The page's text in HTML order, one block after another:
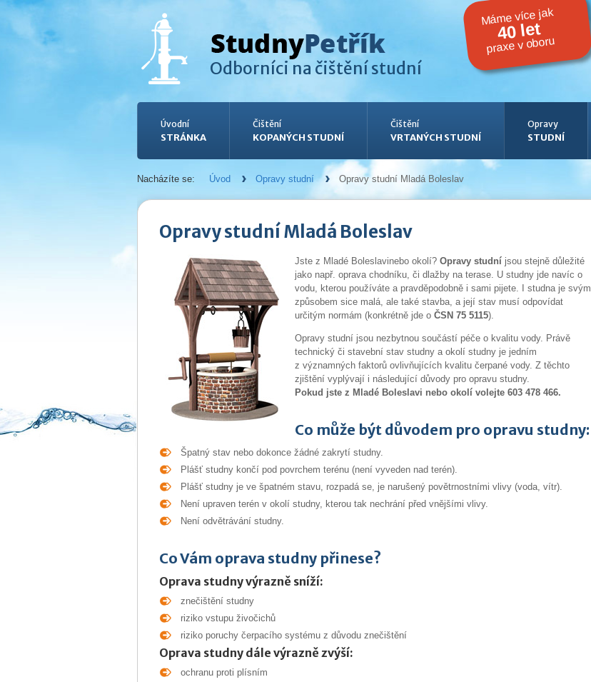
Opravy studní Mladá Boleslav
Jste z Mladé Boleslavinebo okolí? Opravy studní jsou stejně důležité
jako např. oprava chodníku, či dlažby na terase. U studny jde navíc o
vodu, kterou používáte a pravděpodobně i sami pijete. I studna je svým
způsobem sice malá, ale také stavba, a její stav musí odpovídat
určitým normám (konkrétně jde o ČSN 75 5115).
Opravy studní jsou nezbytnou součástí péče o kvalitu vody. Právě
technický či stavební stav studny a okolí studny je jedním
z významných faktorů ovlivňujících kvalitu čerpané vody. Z těchto
zjištění vyplývají i následující důvody pro opravu studny.
Pokud jste z Mladé Boleslavi nebo okolí volejte 603 478 466.
Co může být důvodem pro opravu studny:
Špatný stav nebo dokonce žádné zakrytí studny.
Plášť studny končí pod povrchem terénu (není vyveden nad terén).
Plášť studny je ve špatném stavu, rozpadá se, je narušený povětrnostními vlivy (voda, vítr).
Není upraven terén v okolí studny, kterou tak nechrání před vnějšími vlivy.
Není odvětrávání studny.
Co Vám oprava studny přinese?
Oprava studny výrazně sníží:
znečištění studny
riziko vstupu živočichů
riziko poruchy čerpacího systému z důvodu znečištění
Oprava studny dále výrazně zvýší:
ochranu proti plísním
Máme více jak
40 let
praxe v oboru
Odborníci na čištění studní
Úvodní
STRÁNKA
Čištění
KOPANÝCH STUDNÍ
Čištění
VRTANÝCH STUDNÍ
Opravy
STUDNÍ
Nacházíte se: Úvod Opravy studní Opravy studní Mladá Boleslav